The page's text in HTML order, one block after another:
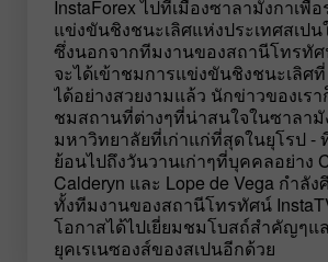
InstaForex ไปที่เมืองซาลามังกาเพื่
แข่งขันชิงชนะเลิศแห่งประเทศสเป
ซึ่งนอกจากทีมงานของสถานีโทรทัศ
จะได้เข้าชมการแข่งขันชิงชนะเลิศ
ได้อย่างสวยงามแล้ว นักข่าวของเรา
ชมสถานที่ต่างๆที่น่าสนใจในซาลามั
มหาวิทยาลัยที่เก่าแก่ที่สุดในยุโรป -
ย้อนไปถึงวันวานเก่าๆที่บุคคลอย่าง
Calderуn และ Lope de Vega กำลั
ทั้งทีมงานของสถานีโทรทัศน์
โอกาสได้ไปเยี่ยมชมโบสถ์สำคัญๆแ
ยุคเรเนซองส์ของสเปนอีกด้วย